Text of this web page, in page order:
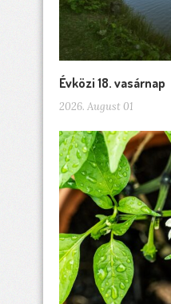
Évközi 18. vasárnap
2026. August 01